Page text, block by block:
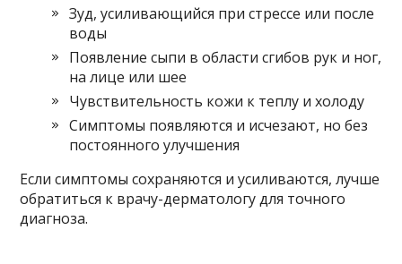
Зуд, усиливающийся при стрессе или после
воды
Появление сыпи в области сгибов рук и ног,
на лице или шее
Чувствительность кожи к теплу и холоду
Симптомы появляются и исчезают, но без
постоянного улучшения
Если симптомы сохраняются и усиливаются, лучше
обратиться к врачу-дерматологу для точного
диагноза.